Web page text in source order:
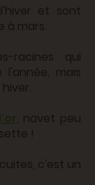
et sont
à mars.
racines qui
mais
, navet peu
!
c'est un